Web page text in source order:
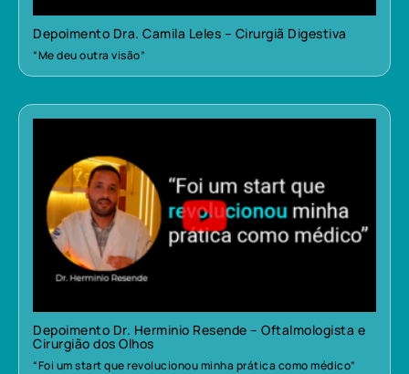
Depoimento Dra. Camila Leles – Cirurgiã Digestiva
“Me deu outra visão”
Depoimento Dr. Herminio Resende – Oftalmologista e
Cirurgião dos Olhos
“Foi um start que revolucionou minha prática como médico”